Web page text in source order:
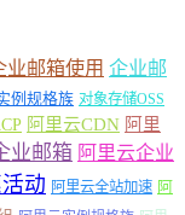
业邮箱使用 企业邮
例规格族 对象存储OSS
阿里云CDN 阿里
业邮箱 阿里云企业
动 阿里云全站加速 阿